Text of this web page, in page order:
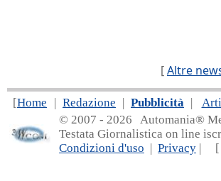
[Altre
[Home | Redazione | Pubblicità |
© 2007 - 2026 Automania®
Testata Giornalistica on line
Condizioni d'uso | Privacy | [